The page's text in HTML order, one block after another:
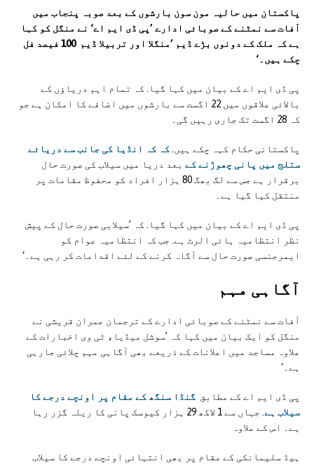
پاکستان میں حالیہ مون سون بارشوں کے بعد صوبہ پنجاب میں
آفات سے نمٹنے کے صوبائی ادارے ’پی ڈی ایم اے‘ نے منگل کو کہا
ہے کہ ملک کے دونوں بڑے ڈیم ’منگلا اور تربیلا ڈیم 100 فیصد فل
چکے ہیں۔‘
پی ڈی ایم اے کے بیان میں کہا گیا. کہ تمام اہم دریاؤں کے
بالائی علاقوں میں 22 اگست سے بارشوں میں اضافے کا امکان ہے جو
کہ 28 اگست تک جاری رہیں گی۔
پاکستانی حکام کہہ چکے ہیں.کہ کہ انڈیا کی جانب سے دریائے
ستلج میں پانی چھوڑنے کے بعد دریا میں سیلاب کی صورت حال
برقرار ہے جس سے لگ بھگ 80 ہزار افراد کو محفوظ مقامات پر
منتقل کیا گیا ہے۔
پی ڈی ایم اے کے بیان میں کہا گیا. کہ ’سیلابی صورت حال کے پیش
نظر انتظامیہ ہائی الرٹ ہے. جب کہ انتظامیہ عوام کو
ایمرجنسی صورت حال سے آگاہ کرنے کے لئے اقدامات کر رہی ہے۔‘
آگاہی مہم
آفات سے نمٹنے کے صوبائی ادارے کے ترجمان عمران قریشی نے
منگل کو ایک بیان میں کہا کہ ’سوشل میڈیا، ٹی وی اخبارات کے
علاوہ مساجد میں اعلانات کے ذریعے بھی آگاہی مہم چلائی جارہی
ہے۔‘
پی ڈی ایم اے کے مطابق گنڈا سنگھ کے مقام پر اونچے درجے کا
سیلاب ہے
. جہاں سے 1 لاکھ 29 ہزار کیوسک پانی کا ریلہ گزر رہا
ہے۔ اس کے علاوہ
ہیڈ سلیمانکی کے مقام پر بھی انتہائی اونچے درجے کا سیلاب